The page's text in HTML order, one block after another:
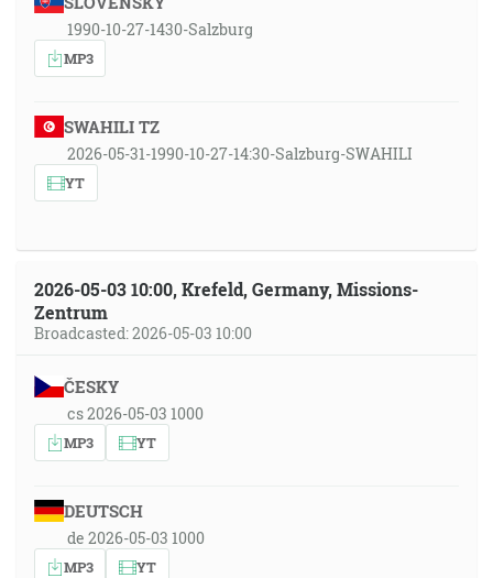
1990-10-27-1430-Salzburg
MP3
SWAHILI TZ
2026-05-31-1990-10-27-14:30-Salzburg-SWAHILI
YT
2026-05-03 10:00, Krefeld, Germany, Missions-
Zentrum
Broadcasted: 2026-05-03 10:00
ČESKY
cs 2026-05-03 1000
MP3 YT
DEUTSCH
de 2026-05-03 1000
MP3 YT